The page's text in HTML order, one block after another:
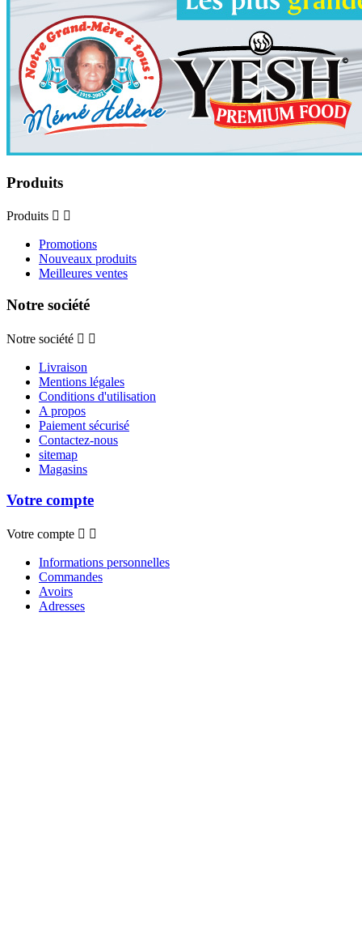
Produits
Produits  
Promotions
Nouveaux produits
Meilleures ventes
Notre société
Notre société  
Livraison
Mentions légales
Conditions d'utilisation
A propos
Paiement sécurisé
Contactez-nous
sitemap
Magasins
Votre compte
Votre compte  
Informations personnelles
Commandes
Avoirs
Adresses